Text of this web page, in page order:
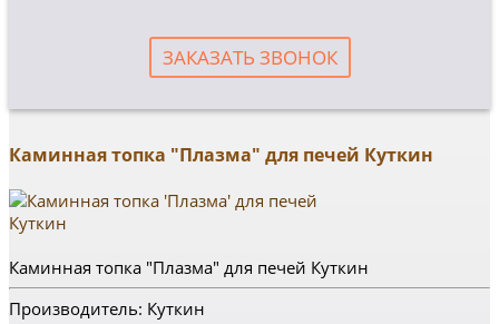
ЗАКАЗАТЬ ЗВОНОК
Каминная топка "Плазма" для печей Куткин
Каминная топка "Плазма" для печей Куткин
Производитель: Куткин